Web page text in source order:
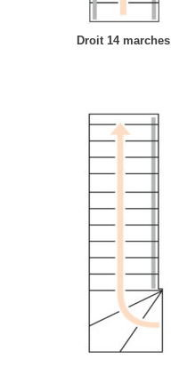
Droit 14 marches